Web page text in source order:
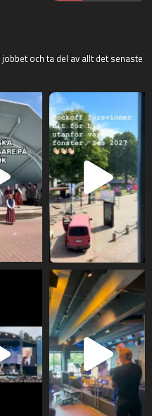
och ta del av allt det senaste